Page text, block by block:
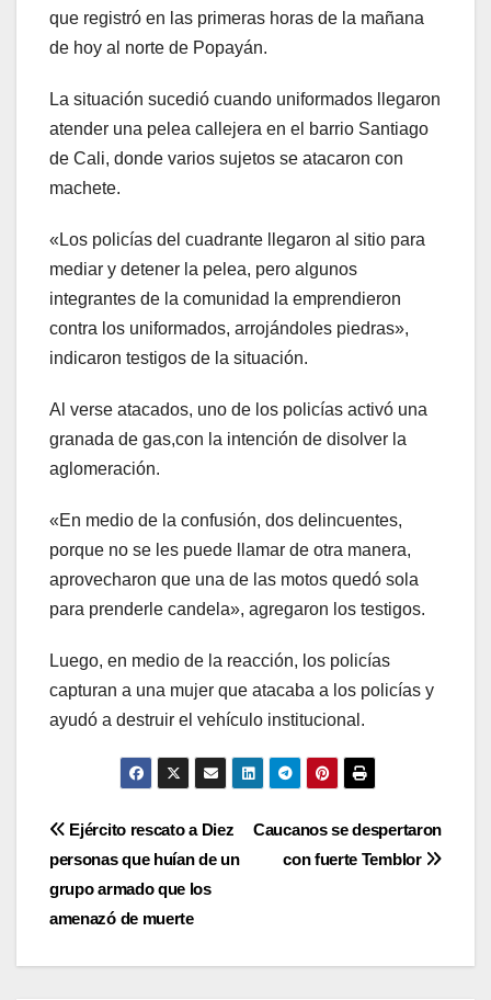
que registró en las primeras horas de la mañana
de hoy al norte de Popayán.
La situación sucedió cuando uniformados llegaron
atender una pelea callejera en el barrio Santiago
de Cali, donde varios sujetos se atacaron con
machete.
«Los policías del cuadrante llegaron al sitio para
mediar y detener la pelea, pero algunos
integrantes de la comunidad la emprendieron
contra los uniformados, arrojándoles piedras»,
indicaron testigos de la situación.
Al verse atacados, uno de los policías activó una
granada de gas,con la intención de disolver la
aglomeración.
«En medio de la confusión, dos delincuentes,
porque no se les puede llamar de otra manera,
aprovecharon que una de las motos quedó sola
para prenderle candela», agregaron los testigos.
Luego, en medio de la reacción, los policías
capturan a una mujer que atacaba a los policías y
ayudó a destruir el vehículo institucional.
Navegación
de
entradas
Caucanos se despertaron
con fuerte Temblor
Ejército rescato a Diez
personas que huían de un
grupo armado que los
amenazó de muerte